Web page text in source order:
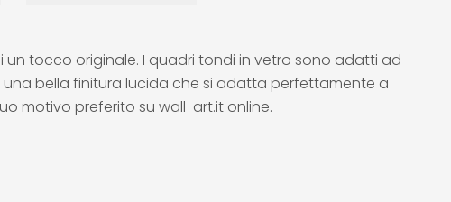
tocco originale. I quadri tondi in vetro sono adatti ad
bella finitura lucida che si adatta perfettamente a
motivo preferito su wall-art.it online.